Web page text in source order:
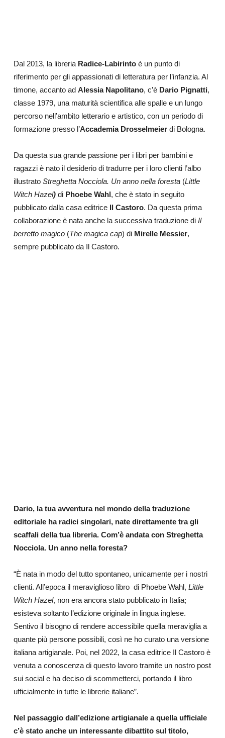
Dal 2013, la libreria Radice-Labirintoè un punto di
riferimento per gli appassionati di letteratura per l’infanzia. Al
timone, accanto ad Alessia Napolitano, c’è Dario Pignatti,
classe 1979, una maturità scientifica alle spalle e un lungo
percorso nell’ambito letterario e artistico, con un periodo di
formazione presso l’Accademia Drosselmeierdi Bologna.
Da questa sua grande passione per i libri per bambini e
ragazzi è nato il desiderio di tradurre per i loro clienti l’albo
illustrato Streghetta Nocciola. Un anno nella foresta(Little
Witch Hazel) di Phoebe Wahl, che è stato in seguito
pubblicato dalla casa editrice Il Castoro. Da questa prima
collaborazione è nata anche la successiva traduzione di Il
berretto magico(The magica cap) di Mirelle Messier,
sempre pubblicato da Il Castoro.
Dario, la tua avventura nel mondo della traduzione
editoriale ha radici singolari, nate direttamente tra gli
scaffali della tua libreria. Com’è andata con Streghetta
Nocciola. Un anno nella foresta?
“È nata in modo del tutto spontaneo, unicamente per i nostri
clienti. All’epoca il meraviglioso libro di Phoebe Wahl, Little
Witch Hazel, non era ancora stato pubblicato in Italia;
esisteva soltanto l’edizione originale in lingua inglese.
Sentivo il bisogno di rendere accessibile quella meraviglia a
quante più persone possibili, così ne ho curato una versione
italiana artigianale. Poi, nel 2022, la casa editrice Il Castoro è
venuta a conoscenza di questo lavoro tramite un nostro post
sui social e ha deciso di scommetterci, portando il libro
ufficialmente in tutte le librerie italiane”.
Nel passaggio dall’edizione artigianale a quella ufficiale
c’è stato anche un interessante dibattito sul titolo,